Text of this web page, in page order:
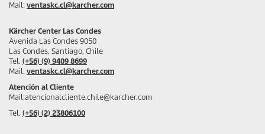
Mail: ventaskc.cl@karcher.com
Kärcher Center Las Condes
Avenida Las Condes 9050
Las Condes, Santiago, Chile
Tel. (+56) (9) 9409 8699
Mail. ventaskc.cl@karcher.com
Atención al Cliente
Mail:atencionalcliente.chile@karcher.com
Tel. (+56) (2) 23806100